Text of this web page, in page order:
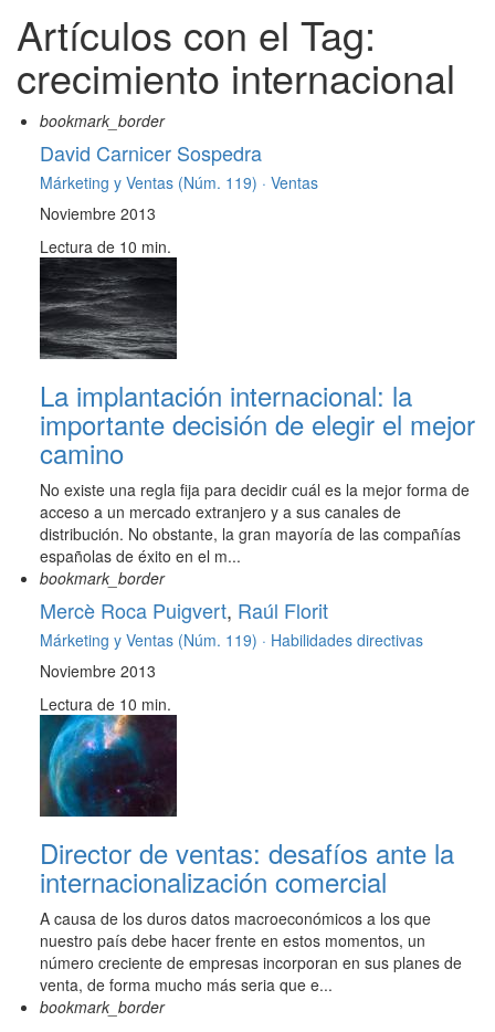
Artículos con el Tag:
crecimiento internacional
bookmark_border
David Carnicer Sospedra
Márketing y Ventas (Núm. 119) · Ventas
Noviembre 2013
Lectura de 10 min.
La implantación internacional: la
importante decisión de elegir el mejor
camino
No existe una regla fija para decidir cuál es la mejor forma de
acceso a un mercado extranjero y a sus canales de
distribución. No obstante, la gran mayoría de las compañías
españolas de éxito en el m...
bookmark_border
Mercè Roca Puigvert, Raúl Florit
Márketing y Ventas (Núm. 119) · Habilidades directivas
Noviembre 2013
Lectura de 10 min.
Director de ventas: desafíos ante la
internacionalización comercial
A causa de los duros datos macroeconómicos a los que
nuestro país debe hacer frente en estos momentos, un
número creciente de empresas incorporan en sus planes de
venta, de forma mucho más seria que e...
bookmark_border